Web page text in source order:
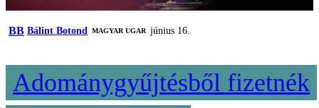
BB Bálint Botond MAGYAR UGAR június 16.
Adománygyűjtésből fizetnék